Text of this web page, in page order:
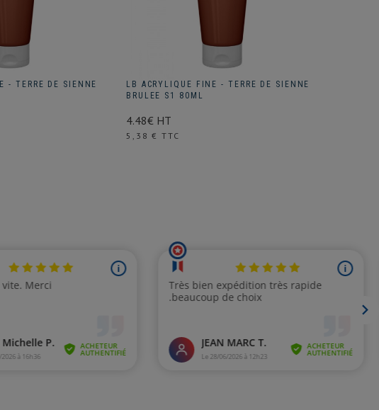
- TERRE DE SIENNE
LB ACRYLIQUE FINE - TERRE DE SIENNE
BRULEE S1 80ML
4.48€ HT
Prix
5,38 € TTC